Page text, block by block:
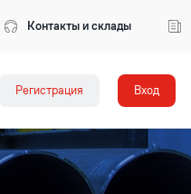
Контакты и склады
Регистрация Вход